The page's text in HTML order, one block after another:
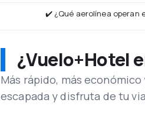
✔️ ¿Qué aerolínea operan
¿Vuelo+Hotel
Más rápido, más
escapada y disfruta de tu